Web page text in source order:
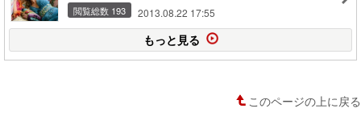
閲覧総数 193 2013.08.22 17:55
もっと見る
このページの上に戻る